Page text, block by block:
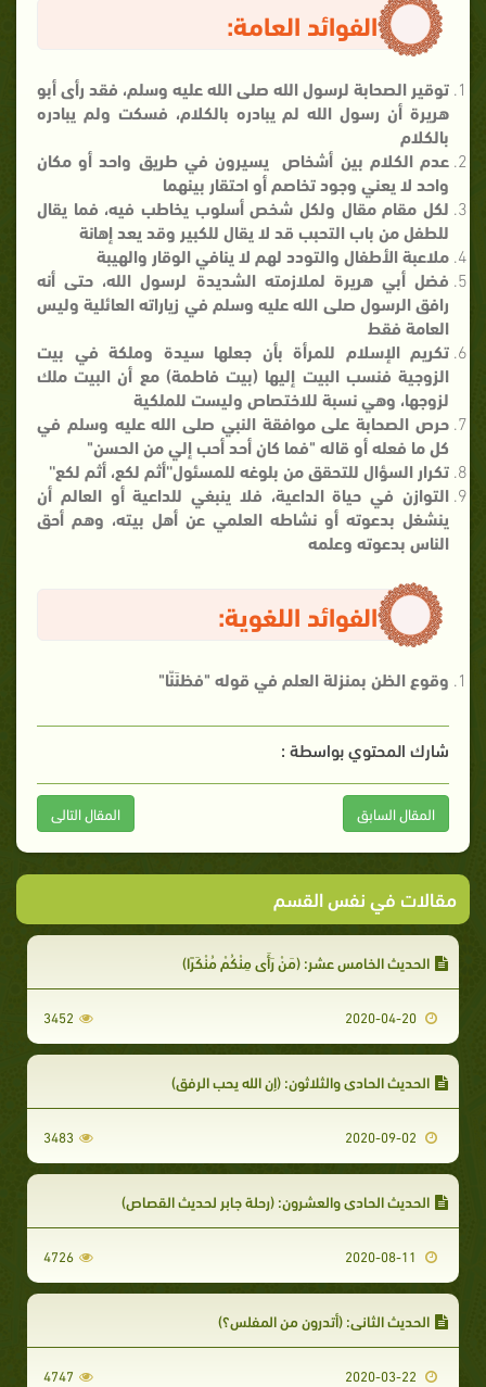
الفوائد العامة:
توقير الصحابة لرسول الله صلى الله عليه وسلم، فقد رأى أبو
هريرة أن رسول الله لم يبادره بالكلام، فسكت ولم يبادره
بالكلام
عدم الكلام بين أشخاص يسيرون في طريق واحد أو مكان
واحد لا يعني وجود تخاصم أو احتقار بينهما
لكل مقام مقال ولكل شخص أسلوب يخاطب فيه، فما يقال
للطفل من باب التحبب قد لا يقال للكبير وقد يعد إهانة
ملاعبة الأطفال والتودد لهم لا ينافي الوقار والهيبة
فضل أبي هريرة لملازمته الشديدة لرسول الله، حتى أنه
رافق الرسول صلى الله عليه وسلم في زياراته العائلية وليس
العامة فقط
تكريم الإسلام للمرأة بأن جعلها سيدة وملكة في بيت
الزوجية فنسب البيت إليها (بيت فاطمة) مع أن البيت ملك
لزوجها، وهي نسبة للاختصاص وليست للملكية
حرص الصحابة على موافقة النبي صلى الله عليه وسلم في
كل ما فعله أو قاله "فما كان أحد أحب إلي من الحسن"
تكرار السؤال للتحقق من بلوغه للمسئول''أثم لكع، أثم لكع''
التوازن في حياة الداعية، فلا ينبغي للداعية أو العالم أن
ينشغل بدعوته أو نشاطه العلمي عن أهل بيته، وهم أحق
الناس بدعوته وعلمه
الفوائد اللغوية:
وقوع الظن بمنزلة العلم في قوله "فظنَنّا"
شارك المحتوي بواسطة :
المقال السابق المقال التالى
مقالات في نفس القسم
الحديث الخامس عشر: (مَنْ رَأَى مِنْكُمْ مُنْكَرًا)
3452
الحديث الحادي والثلاثون: (إن الله يحب الرفق)
3483
الحديث الحادي والعشرون: (رحلة جابر لحديث القصاص)
4726
الحديث الثاني: (أتدرون من المفلس؟)
4747